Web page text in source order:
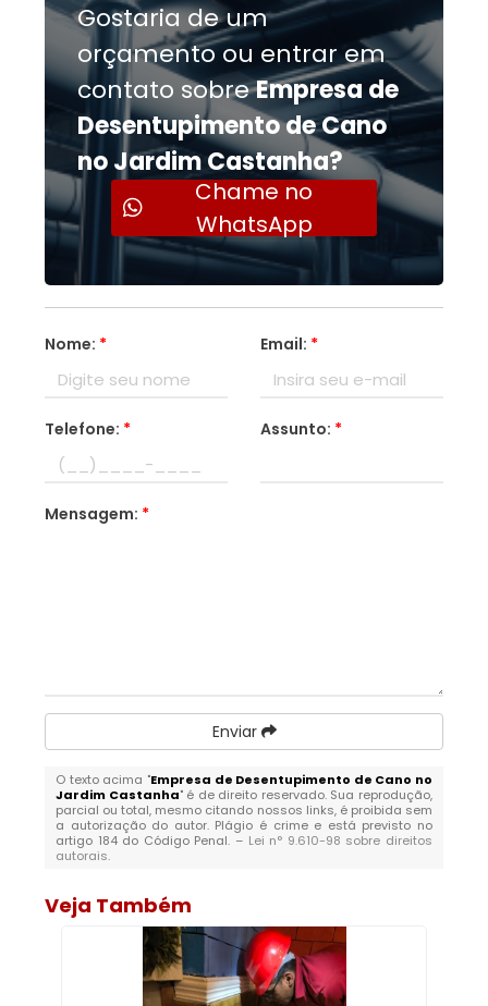
Gostaria de um
orçamento ou entrar em
contato sobreEmpresa de
Desentupimento de Cano
no Jardim Castanha?
Chame no
WhatsApp
Nome: * Email: *
Telefone: * Assunto: *
Mensagem: *
Enviar
O texto acima "Empresa de Desentupimento de Cano no
Jardim Castanha" é de direito reservado. Sua reprodução,
parcial ou total, mesmo citando nossos links, é proibida sem
a autorização do autor. Plágio é crime e está previsto no
artigo 184 do Código Penal. – Lei n° 9.610-98 sobre direitos
autorais.
Veja Também